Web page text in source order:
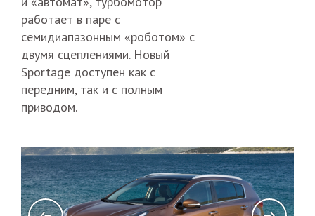
работает в паре с
семидиапазонным «роботом» с
двумя сцеплениями. Новый
Sportage доступен как с
передним, так и с полным
приводом.